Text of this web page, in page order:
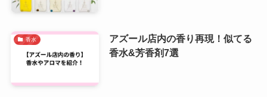
香水
アズール店内の香り再現！似てる
香水&芳香剤7選